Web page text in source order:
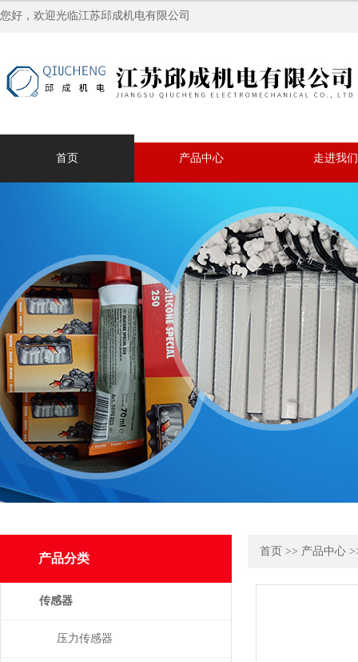
您好，欢迎光临江苏邱成机电有限公司
首页 产品中心 走进我们
产品分类
传感器
压力传感器
首页 >> 产品中心